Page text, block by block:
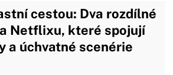
cestou: Dva rozdílné
Netflixu, které spojují
a úchvatné scenérie